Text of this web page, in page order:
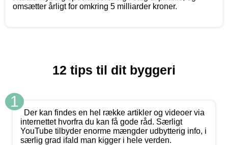
omsætter årligt for omkring 5 milliarder kroner.
12 tips til dit byggeri
1
Der kan findes en hel række artikler og videoer via
internettet hvorfra du kan få gode råd. Særligt
YouTube tilbyder enorme mængder udbytterig info, i
særlig grad ifald man kigger i hele verden.